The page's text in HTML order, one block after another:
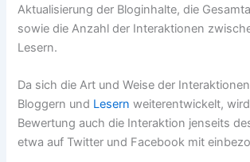
Aktualisierung der Bloginhalte, die
sowie die Anzahl der Interaktionen
Lesern.
Da sich die Art und Weise der
Bloggern und Lesern weiterentwickelt,
Bewertung auch die Interaktion jenseits
etwa auf Twitter und Facebook mit